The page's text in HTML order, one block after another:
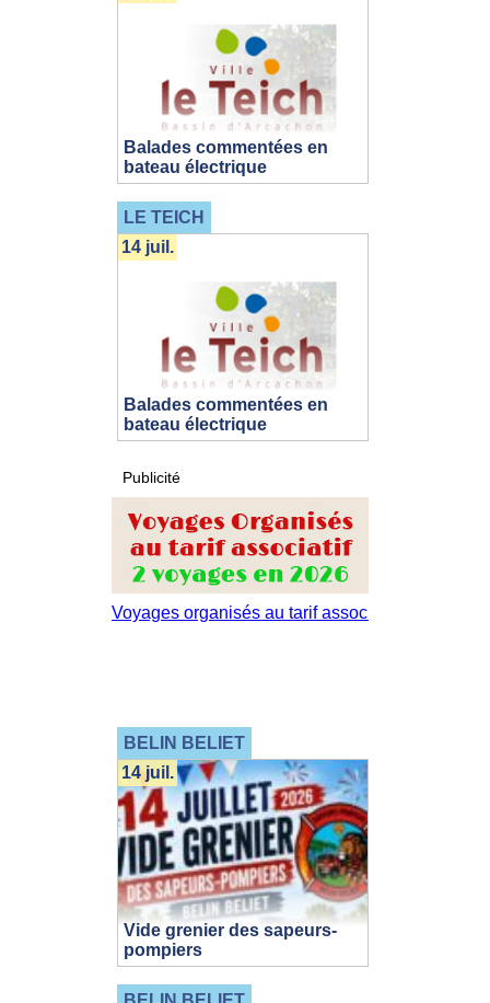
Balades commentées en
bateau électrique
LE TEICH
Balades commentées en
bateau électrique
14 juil.
Publicité
BELIN BELIET
Vide grenier des sapeurs-
pompiers
14 juil.